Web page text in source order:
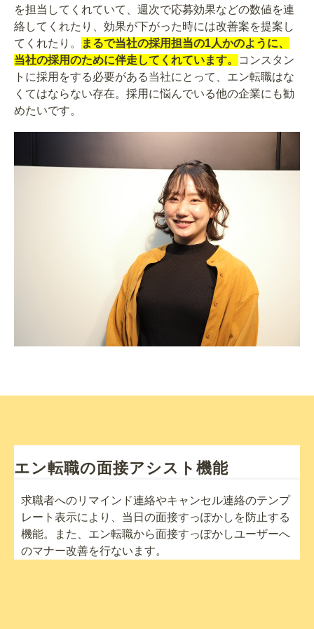
を担当してくれていて、週次で応募効果などの数値を連
絡してくれたり、効果が下がった時には改善案を提案し
てくれたり。
まるで当社の採用担当の1人かのように、
当社の採用のために伴走してくれています。
コンスタン
トに採用をする必要がある当社にとって、エン転職はな
くてはならない存在。採用に悩んでいる他の企業にも勧
めたいです。
エン転職の面接アシスト機能
求職者へのリマインド連絡やキャンセル連絡のテンプ
レート表示により、当日の面接すっぽかしを防止する
機能。また、エン転職から面接すっぽかしユーザーへ
のマナー改善を行ないます。